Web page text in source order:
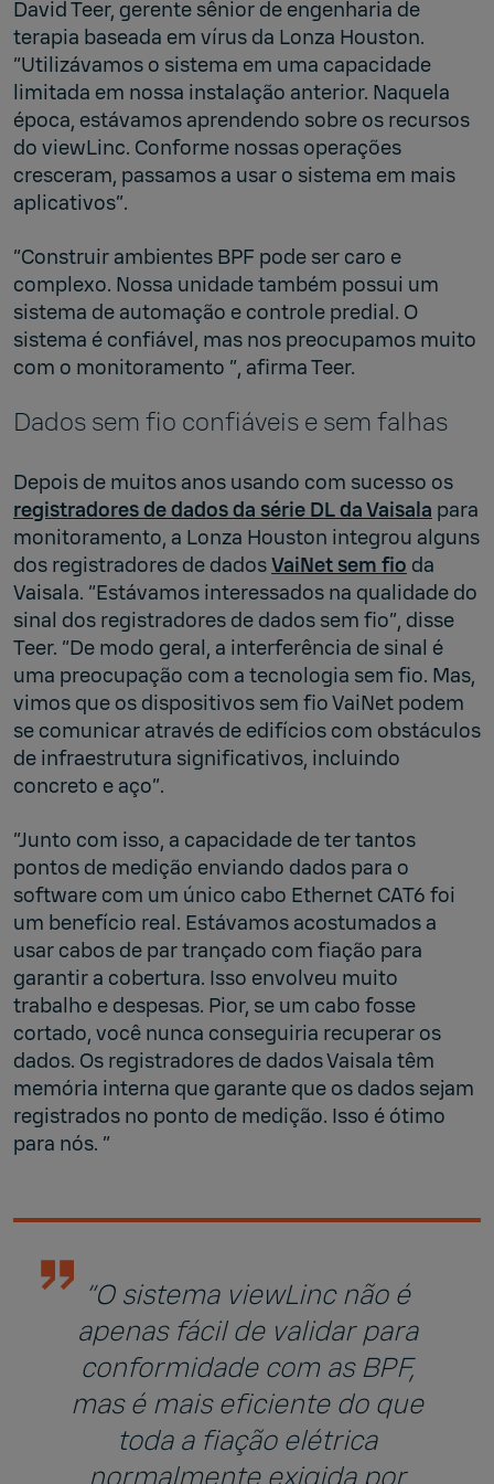
David Teer, gerente sênior de engenharia de
terapia baseada em vírus da Lonza Houston.
“Utilizávamos o sistema em uma capacidade
limitada em nossa instalação anterior. Naquela
época, estávamos aprendendo sobre os recursos
do viewLinc. Conforme nossas operações
cresceram, passamos a usar o sistema em mais
aplicativos”.
“Construir ambientes BPF pode ser caro e
complexo. Nossa unidade também possui um
sistema de automação e controle predial. O
sistema é confiável, mas nos preocupamos muito
com o monitoramento ”, afirma Teer.
Dados sem fio confiáveis ​​e sem falhas
Depois de muitos anos usando com sucesso os
registradores de dados da série DL da Vaisala para
monitoramento, a Lonza Houston integrou alguns
dos registradores de dadosVaiNet sem fio da
Vaisala. “Estávamos interessados ​​na qualidade do
sinal dos registradores de dados sem fio”, disse
Teer. “De modo geral, a interferência de sinal é
uma preocupação com a tecnologia sem fio. Mas,
vimos que os dispositivos sem fio VaiNet podem
se comunicar através de edifícios com obstáculos
de infraestrutura significativos, incluindo
concreto e aço”.
“Junto com isso, a capacidade de ter tantos
pontos de medição enviando dados para o
software com um único cabo Ethernet CAT6 foi
um benefício real. Estávamos acostumados a
usar cabos de par trançado com fiação para
garantir a cobertura. Isso envolveu muito
trabalho e despesas. Pior, se um cabo fosse
cortado, você nunca conseguiria recuperar os
dados. Os registradores de dados Vaisala têm
memória interna que garante que os dados sejam
registrados no ponto de medição. Isso é ótimo
para nós. ”
“O sistema viewLinc não é
apenas fácil de validar para
conformidade com as BPF,
mas é mais eficiente do que
toda a fiação elétrica
normalmente exigida por